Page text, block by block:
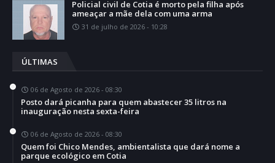
Policial civil de Cotia é morto pela filha após
ameaçar a mãe dela com uma arma
31 de julho de 2026 - 10:28
ÚLTIMAS
06 de Agosto de 2026 - 08:30
Posto dará picanha para quem abastecer 35 litros na
inauguração nesta sexta-feira
06 de Agosto de 2026 - 08:30
Quem foi Chico Mendes, ambientalista que dará nome a
parque ecológico em Cotia